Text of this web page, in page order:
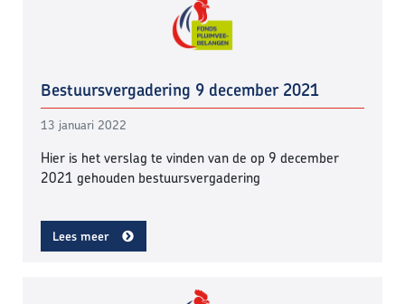
Bestuursvergadering 9 december 2021
13 januari 2022
Hier is het verslag te vinden van de op 9 december
2021 gehouden bestuursvergadering
Lees meer